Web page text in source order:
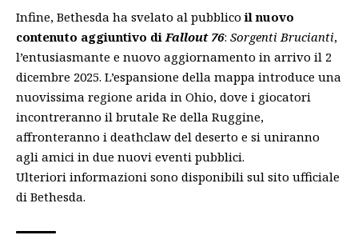
Infine, Bethesda ha svelato al pubblicoil nuovo
contenuto aggiuntivo diFallout 76: Sorgenti Brucianti,
l’entusiasmante e nuovo aggiornamento in arrivo il 2
dicembre 2025. L’espansione della mappa introduce una
nuovissima regione arida in Ohio, dove i giocatori
incontreranno il brutale Re della Ruggine,
affronteranno i deathclaw del deserto e si uniranno
agli amici in due nuovi eventi pubblici.
Ulteriori informazioni sono disponibili sul sito ufficiale
di Bethesda.